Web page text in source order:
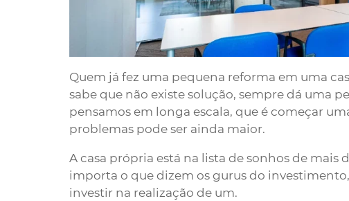
Quem já fez uma pequena reforma em uma
sabe que não existe solução, sempre dá uma
pensamos em longa escala, que é começar
problemas pode ser ainda maior.
A casa própria está na lista de sonhos de mais
importa o que dizem os gurus do
investir na realização de um.